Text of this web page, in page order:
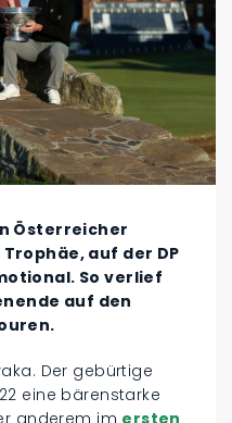
Österreicher
auf der DP
So verlief
auf den
Der gebürtige
eine bärenstarke